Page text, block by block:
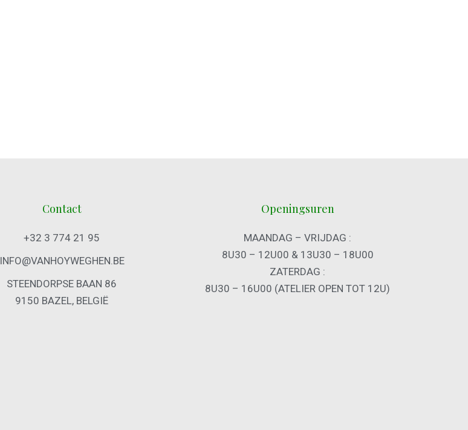
Contact
+32 3 774 21 95
INFO@VANHOYWEGHEN.BE
STEENDORPSE BAAN 86
9150 BAZEL, BELGIË
Openingsuren
MAANDAG – VRIJDAG :
8U30 – 12U00 & 13U30 – 18U00
ZATERDAG :
8U30 – 16U00 (ATELIER OPEN TOT 12U)